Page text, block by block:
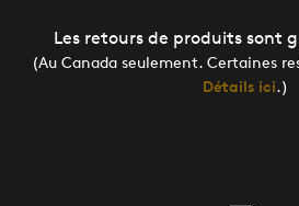
Les retours de produits sont
(Au Canada seulement. Certaines
Détails ici.)